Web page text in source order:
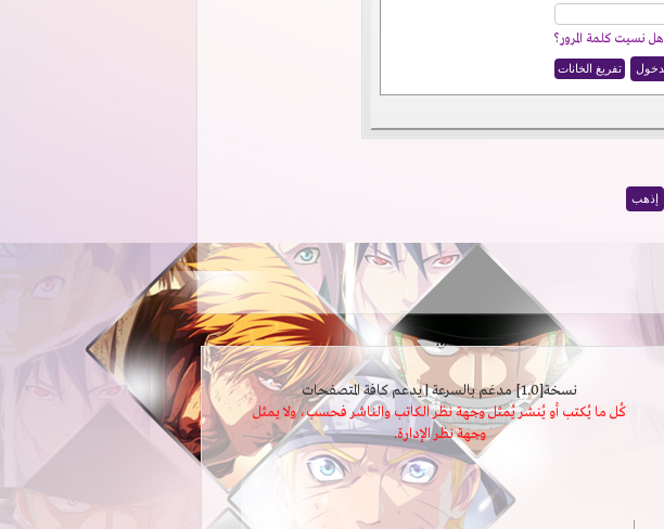
هل نسيت كلمة المرور؟
نسخة[1.0] مدعَم بالسرعة | يدعم كافة المتصفحات
كُل ما يُكتب أو يُنشر يُمثل وجهة نظر الكاتب والناشر فحسب، ولا يمثل
وجهة نظر الإدارة.